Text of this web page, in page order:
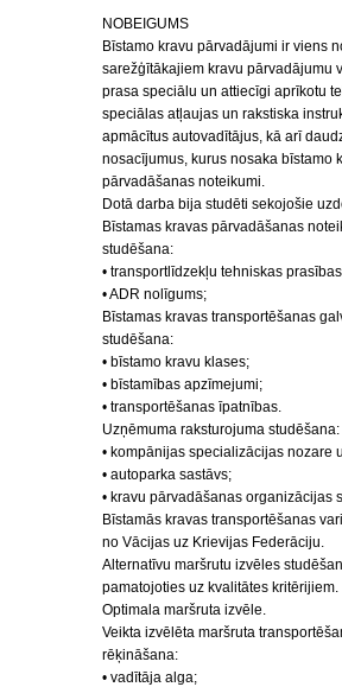
NOBEIGUMS
Bīstamo kravu pārvadājumi ir viens
sarežģītākajiem kravu pārvadājumu
prasa speciālu un attiecīgi aprīkotu
speciālas atļaujas un rakstiska
apmācītus autovadītājus, kā arī
nosacījumus, kurus nosaka bīstamo
pārvadāšanas noteikumi.
Dotā darba bija studēti sekojošie
Bīstamas kravas pārvadāšanas
studēšana:
• transportlīdzekļu tehniskas
• ADR nolīgums;
Bīstamas kravas transportēšanas
studēšana:
• bīstamo kravu klases;
• bīstamības apzīmejumi;
• transportēšanas īpatnības.
Uzņēmuma raksturojuma studēšana:
• kompānijas specializācijas nozare
• autoparka sastāvs;
• kravu pārvadāšanas organizācijas
Bīstamās kravas transportēšanas
no Vācijas uz Krievijas Federāciju.
Alternatīvu maršrutu izvēles
pamatojoties uz kvalitātes kritērijiem.
Optimala maršruta izvēle.
Veikta izvēlēta maršruta
rēķināšana:
• vadītāja alga;